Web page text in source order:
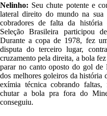
Nelinho: Seu chute potente e
lateral direito do mundo na sua
cobradores de falta da
Seleção Brasileira participou
Durante a copa de 1978, fez
disputa do terceiro lugar,
cruzamento pela direita, a bola
parar no canto oposto do gol
dos melhores goleiros da história
exímia técnica cobrando
chutar a bola pra fora do
conseguiu.